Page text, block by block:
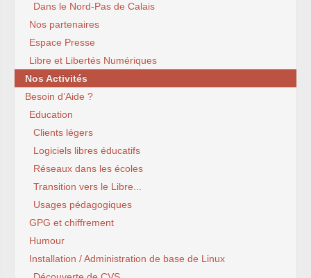
Dans le Nord-Pas de Calais
Nos partenaires
Espace Presse
Libre et Libertés Numériques
Nos Activités
Besoin d’Aide ?
Education
Clients légers
Logiciels libres éducatifs
Réseaux dans les écoles
Transition vers le Libre...
Usages pédagogiques
GPG et chiffrement
Humour
Installation / Administration de base de Linux